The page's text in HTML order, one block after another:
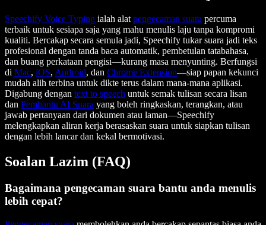
Speechify Voice Typing ialah alat pengecaman suara percuma
terbaik untuk sesiapa saja yang mahu menulis laju tanpa kompromi
kualiti. Bercakap secara semula jadi, Speechify tukar suara jadi teks
profesional dengan tanda baca automatik, pembetulan tatabahasa,
dan buang perkataan pengisi—kurang masa menyunting. Berfungsi
di Mac, iOS, Android, dan Chrome Extension—siap papan kekunci
mudah alih terbina untuk dikte terus dalam mana-mana aplikasi.
Digabung dengan text to speech untuk semak tulisan secara lisan
dan Pembantu AI Suara yang boleh ringkaskan, terangkan, atau
jawab pertanyaan dari dokumen atau laman—Speechify
melengkapkan aliran kerja berasaskan suara untuk siapkan tulisan
dengan lebih lancar dan kekal bermotivasi.
Soalan Lazim (FAQ)
Bagaimana pengecaman suara bantu anda menulis
lebih cepat?